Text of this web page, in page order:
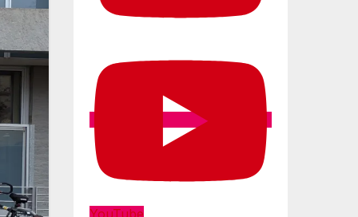
YouTube